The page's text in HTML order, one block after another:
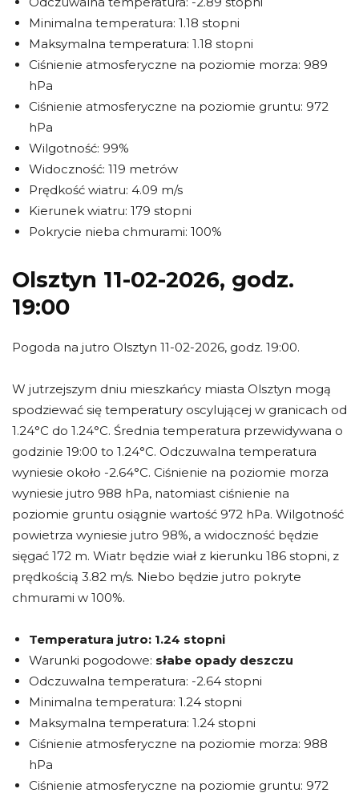
Minimalna temperatura: 1.18 stopni
Maksymalna temperatura: 1.18 stopni
Ciśnienie atmosferyczne na poziomie morza: 989
hPa
Ciśnienie atmosferyczne na poziomie gruntu: 972
hPa
Wilgotność: 99%
Widoczność: 119 metrów
Prędkość wiatru: 4.09 m/s
Kierunek wiatru: 179 stopni
Pokrycie nieba chmurami: 100%
Olsztyn 11-02-2026, godz.
19:00
Pogoda na jutro Olsztyn 11-02-2026, godz. 19:00.
W jutrzejszym dniu mieszkańcy miasta Olsztyn mogą
spodziewać się temperatury oscylującej w granicach od
1.24°C do 1.24°C. Średnia temperatura przewidywana o
godzinie 19:00 to 1.24°C. Odczuwalna temperatura
wyniesie około -2.64°C. Ciśnienie na poziomie morza
wyniesie jutro 988 hPa, natomiast ciśnienie na
poziomie gruntu osiągnie wartość 972 hPa. Wilgotność
powietrza wyniesie jutro 98%, a widoczność będzie
sięgać 172 m. Wiatr będzie wiał z kierunku 186 stopni, z
prędkością 3.82 m/s. Niebo będzie jutro pokryte
chmurami w 100%.
Temperatura jutro: 1.24 stopni
Warunki pogodowe: słabe opady deszczu
Odczuwalna temperatura: -2.64 stopni
Minimalna temperatura: 1.24 stopni
Maksymalna temperatura: 1.24 stopni
Ciśnienie atmosferyczne na poziomie morza: 988
hPa
Ciśnienie atmosferyczne na poziomie gruntu: 972